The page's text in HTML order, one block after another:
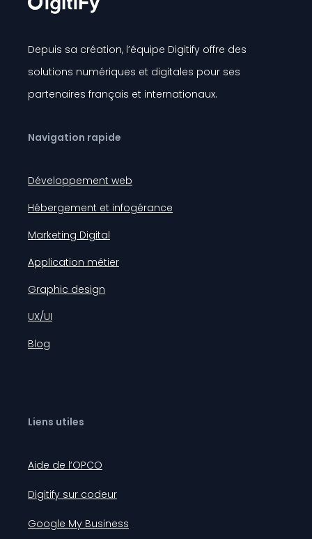
Depuis sa création, l’équipe Digitify offre des
solutions numériques et digitales pour ses
partenaires français et internationaux.
Navigation rapide
Développement web
Hébergement et infogérance
Marketing Digital
Application métier
Graphic design
UX/UI
Blog
Liens utiles
Aide de l’OPCO
Digitify sur codeur
Google My Business